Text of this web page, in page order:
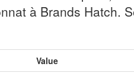
à Brands Hatch.
Value